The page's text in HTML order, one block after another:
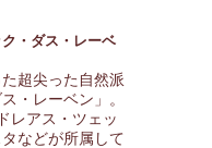
ク・ダス・レーベ
超尖った自然派
・レーベン」。
レアス・ツェッ
などが所属して